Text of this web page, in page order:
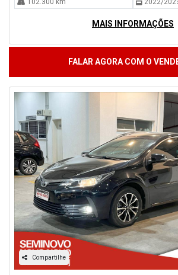
MAIS INFORMAÇÕES
FALAR AGORA COM O
Compartilhe